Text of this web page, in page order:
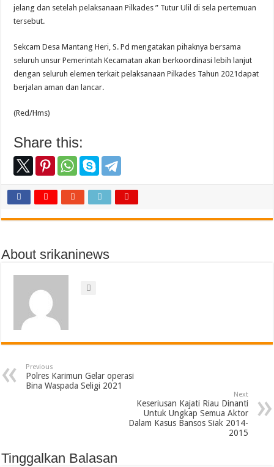
jelang dan setelah pelaksanaan Pilkades ” Tutur Ulil di sela pertemuan
tersebut.
Sekcam Desa Mantang Heri, S. Pd mengatakan pihaknya bersama
seluruh unsur Pemerintah Kecamatan akan berkoordinasi lebih lanjut
dengan seluruh elemen terkait pelaksanaan Pilkades Tahun 2021dapat
berjalan aman dan lancar.
(Red/Hms)
Share this:
About srikaninews
Previous
Polres Karimun Gelar operasi
Bina Waspada Seligi 2021
Next
Keseriusan Kajati Riau Dinanti
Untuk Ungkap Semua Aktor
Dalam Kasus Bansos Siak 2014-
2015
Tinggalkan Balasan